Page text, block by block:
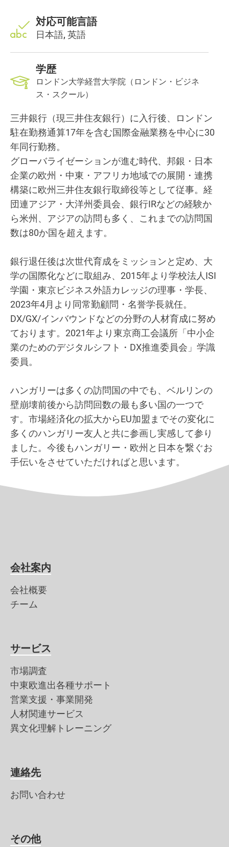
対応可能言語
日本語, 英語
学歴
ロンドン大学経営大学院（ロンドン・ビジネ
ス・スクール）
三井銀行（現三井住友銀行）に入行後、ロンドン
駐在勤務通算17年を含む国際金融業務を中心に30
年同行勤務。
グローバライゼーションが進む時代、邦銀・日本
企業の欧州・中東・アフリカ地域での展開・連携
構築に欧州三井住友銀行取締役等として従事。経
団連アジア・大洋州委員会、銀行IRなどの経験か
ら米州、アジアの訪問も多く、これまでの訪問国
数は80か国を超えます。
銀行退任後は次世代育成をミッションと定め、大
学の国際化などに取組み、2015年より学校法人ISI
学園・東京ビジネス外語カレッジの理事・学長、
2023年4月より同常勤顧問・名誉学長就任。
DX/GX/インバウンドなどの分野の人材育成に努め
ております。2021年より東京商工会議所「中小企
業のためのデジタルシフト・DX推進委員会」学識
委員。
ハンガリーは多くの訪問国の中でも、ベルリンの
壁崩壊前後から訪問回数の最も多い国の一つで
す。市場経済化の拡大からEU加盟までその変化に
多くのハンガリー友人と共に参画し実感して参り
ました。今後もハンガリー・欧州と日本を繋ぐお
手伝いをさせていただければと思います。
会社案内
会社概要
チーム
サービス
市場調査
中東欧進出各種サポート
営業支援・事業開発
人材関連サービス
異文化理解トレーニング
連絡先
お問い合わせ
その他